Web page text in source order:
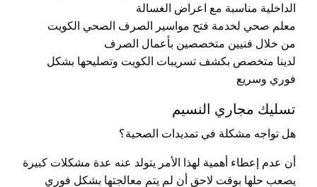
الداخلية مناسبة مع اعراض الغسالة
معلم صحي لخدمة فتح مواسير الصرف الصحي الكويت
من خلال فنيين متخصصين بأعمال الصرف
لدينا متخصص بكشف تسريبات الكويت وتصليحها بشكل
فوري وسريع
تسليك مجاري النسيم
هل تواجه مشكلة في تمديدات الصحية؟
أن عدم إعطاء أهمية لهذا الأمر يتولد عنه عدة مشكلات كبيرة
يصعب حلها بوقت لاحق أن لم يتم معالجتها بشكل فوري